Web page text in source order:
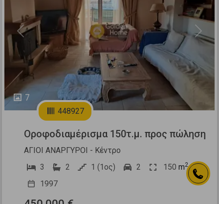
7
Previous Next
448927
Οροφοδιαμέρισμα 150τ.μ. προς πώληση
ΑΓΙΟΙ ΑΝΑΡΓΥΡΟΙ - Κέντρο
3
2 1 (1ος) 2 150 m2
1997